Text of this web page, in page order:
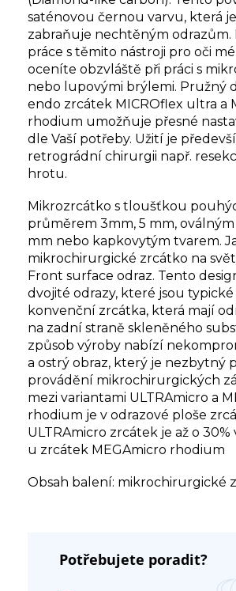
saténovou černou varvu, která
zabraňuje nechtěným
práce s těmito nástroji pro oči
oceníte obzvláště při práci s
nebo lupovými brýlemi. Pružný
endo zrcátek MICROflex ultra a
rhodium umožňuje přesné
dle Vaší potřeby. Užití je
retrográdní chirurgii např.
hrotu.
Mikrozrcátko s tloušťkou
průměrem 3mm, 5 mm,
mm nebo kapkovytým tvarem.
mikrochirurgické zrcátko na
Front surface odraz. Tento
dvojité odrazy, které jsou
konvenční zrcátka, která mají
na zadní straně skleněného
způsob výroby nabízí
a ostrý obraz, který je nezbytný
provádění mikrochirurgických
mezi variantami ULTRAmicro a
rhodium je v odrazové ploše
ULTRAmicro zrcátek je až o 30%
u zrcátek MEGAmicro rhodium
Obsah balení: mikrochirurgické
Potřebujete poradit?